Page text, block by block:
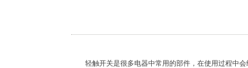
轻触开关是很多电器中常用的部件，在使用过程中会